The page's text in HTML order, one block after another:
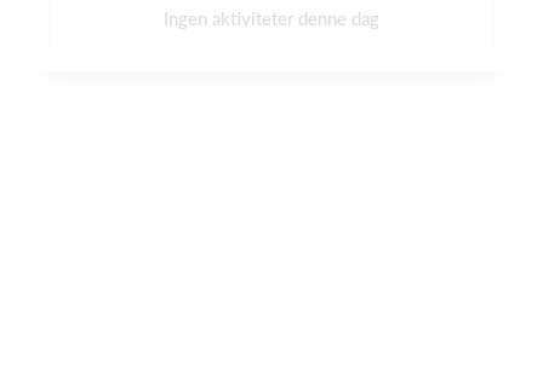
Ingen aktiviteter denne dag